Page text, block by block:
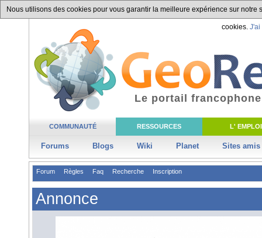
Nous utilisons des cookies pour vous garantir la meilleure expérience sur
cookies. J'ai
COMMUNAUTÉ RESSOURCES L' EMPLOI
Forums Blogs Wiki Planet Sites amis
Le portail
Forum Règles Faq Recherche Inscription
Annonce